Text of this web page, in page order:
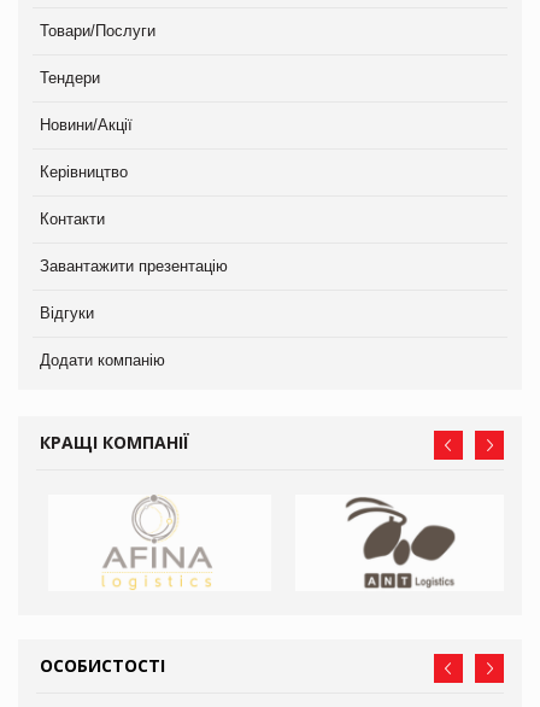
Товари/Послуги
Тендери
Новини/Акції
Керівництво
Контакти
Завантажити презентацію
Відгуки
Додати компанію
КРАЩІ КОМПАНІЇ
ОСОБИСТОСТІ